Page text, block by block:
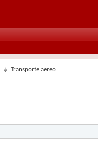
Transporte aereo